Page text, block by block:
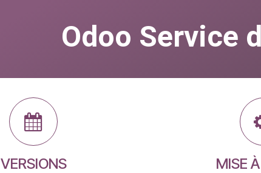
Odoo Service
VERSIONS MISE